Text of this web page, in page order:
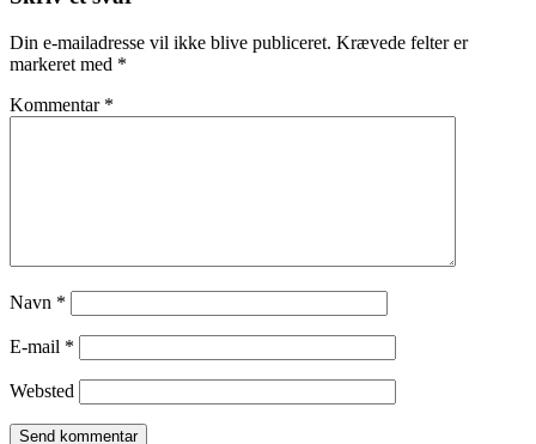
Din e-mailadresse vil ikke blive publiceret. Krævede felter er
markeret med *
Kommentar *
Navn *
E-mail *
Websted